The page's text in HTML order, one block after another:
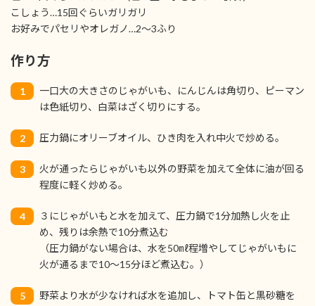
こしょう…15回ぐらいガリガリ
お好みでパセリやオレガノ…2〜3ふり
作り方
1
一口大の大きさのじゃがいも、にんじんは角切り、ピーマン
は色紙切り、白菜はざく切りにする。
2 圧力鍋にオリーブオイル、ひき肉を入れ中火で炒める。
3
火が通ったらじゃがいも以外の野菜を加えて全体に油が回る
程度に軽く炒める。
4
３にじゃがいもと水を加えて、圧力鍋で1分加熱し火を止
め、残りは余熱で10分煮込む
（圧力鍋がない場合は、水を50㎖程増やしてじゃがいもに
火が通るまで10～15分ほど煮込む。）
5
野菜より水が少なければ水を追加し、トマト缶と黒砂糖を